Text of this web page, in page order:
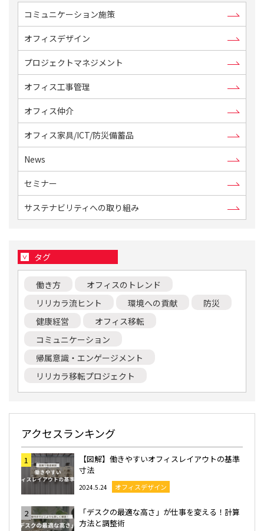
コミュニケーション施策
オフィスデザイン
プロジェクトマネジメント
オフィス工事管理
オフィス仲介
オフィス家具/ICT/防災備蓄品
News
セミナー
サステナビリティへの取り組み
タグ
働き方
オフィスのトレンド
リリカラ流ヒント
環境への貢献
防災
健康経営
オフィス移転
コミュニケーション
帰属意識・エンゲージメント
リリカラ移転プロジェクト
アクセスランキング
1
【図解】働きやすいオフィスレイアウトの基準
寸法
2024.5.24 オフィスデザイン
2
「デスクの最適な高さ」が仕事を変える！計算
方法と調整術